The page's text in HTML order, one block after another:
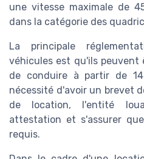
une vitesse maximale de
dans la catégorie des
La principale
véhicules est qu'ils peuvent
de conduire à partir de
nécessité d'avoir un brevet
de location, l'entité
attestation et s'assurer
requis.